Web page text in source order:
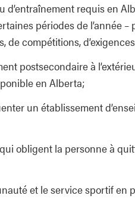
d’entraînement requis en
périodes de l’année –
de compétitions,
postsecondaire à
en Alberta;
un établissement
obligent la personne à
et le service sportif en